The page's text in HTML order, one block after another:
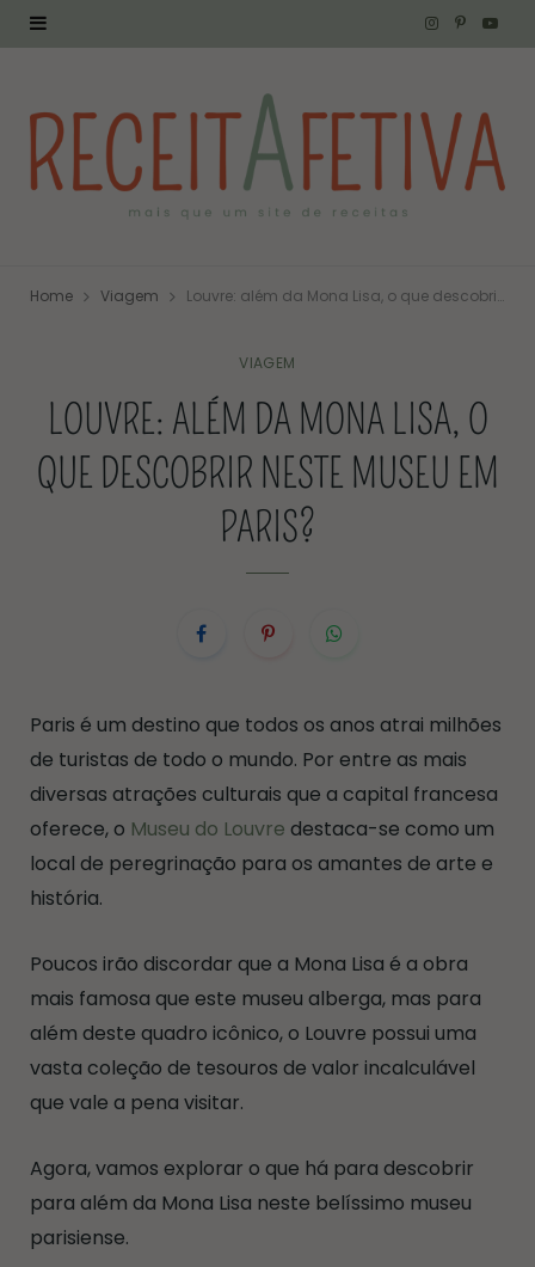
I
t
m
P Y
T
Home Viagem Louvre: além da Mona Lisa, o que descobrir neste museu em Paris?
VIAGEM
LOUVRE: ALÉM DA MONA LISA, O
QUE DESCOBRIR NESTE MUSEU EM
PARIS?
Paris é um destino que todos os anos atrai milhões
de turistas de todo o mundo. Por entre as mais
diversas atrações culturais que a capital francesa
oferece, o Museu do Louvre destaca-se como um
local de peregrinação para os amantes de arte e
história.
Poucos irão discordar que a Mona Lisa é a obra
mais famosa que este museu alberga, mas para
além deste quadro icônico, o Louvre possui uma
vasta coleção de tesouros de valor incalculável
que vale a pena visitar.
Agora, vamos explorar o que há para descobrir
para além da Mona Lisa neste belíssimo museu
parisiense.